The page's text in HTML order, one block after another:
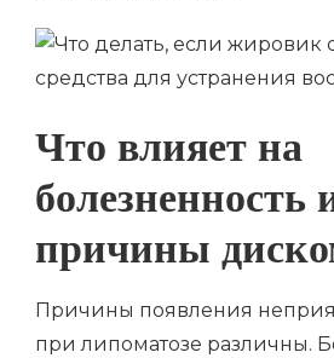
Что влияет на
болезненность
причины
Причины появления
при липоматозе различны.